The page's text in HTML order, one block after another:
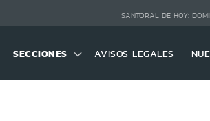
SANTORAL DE HOY:
SECCIONES AVISOS LEGALES